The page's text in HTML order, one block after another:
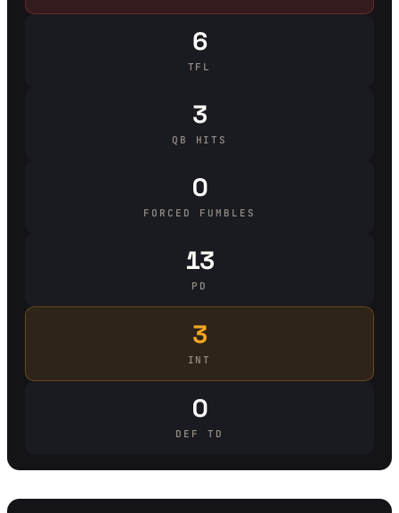
6
TFL
3
QB HITS
0
FORCED FUMBLES
13
PD
3
INT
0
DEF TD